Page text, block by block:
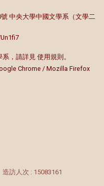
中央大學中國文學系（文學二
，請詳見 使用規則 。
Chrome / Mozilla Firefox
造訪人次 : 15083161